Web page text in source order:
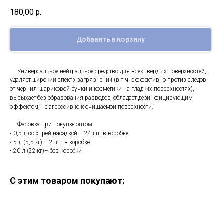
180,00 р.
Добавить в корзину
Универсальное нейтральное средство для всех твердых поверхностей,
удаляет широкий спектр загрязнений (в т.ч. эффективно против следов
от чернил, шариковой ручки и косметики на гладких поверхностях),
высыхает без образования разводов, обладает дезинфицирующим
эффектом, не агрессивно к очищаемой поверхности.
Фасовка при покупке оптом:
• 0,5 л со спрей-насадкой – 24 шт. в коробке
• 5 л (5,5 кг) – 2 шт. в коробке
• 20 л (22 кг)– без коробки
С этим товаром покупают: